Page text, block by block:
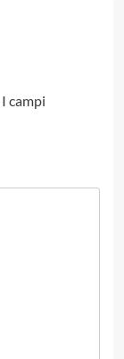
I campi